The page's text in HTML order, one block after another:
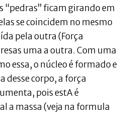
“pedras” ficam girando em
se coincidem no mesmo
pela outra (Força
uma a outra. Com uma
essa, o núcleo é formado e
desse corpo, a força
pois estA é
a massa (veja na formula